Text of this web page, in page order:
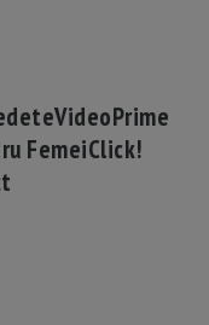
VideoPrime
FemeiClick!